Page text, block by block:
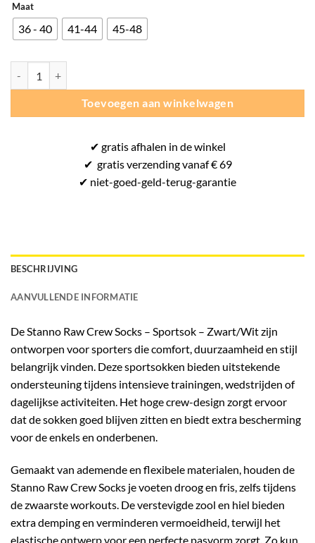
Maat
36 - 40 41-44 45-48
Toevoegen aan winkelwagen
✔ gratisafhalen in de winkel
✔ gratisverzending vanaf € 69
✔ niet-goed-geld-terug-garantie
BESCHRIJVING
AANVULLENDE INFORMATIE
DeStanno Raw Crew Socks – Sportsok – Zwart/Witzijn
ontworpen voor sporters die comfort, duurzaamheid en stijl
belangrijk vinden. Deze sportsokken bieden uitstekende
ondersteuning tijdens intensieve trainingen, wedstrijden of
dagelijkse activiteiten. Het hoge crew-design zorgt ervoor
dat de sokken goed blijven zitten en biedt extra bescherming
voor de enkels en onderbenen.
Gemaakt van ademende en flexibele materialen, houden de
Stanno Raw Crew Socks je voeten droog en fris, zelfs tijdens
de zwaarste workouts. De verstevigde zool en hiel bieden
extra demping en verminderen vermoeidheid, terwijl het
elastische ontwerp voor een perfecte pasvorm zorgt. Zo kun